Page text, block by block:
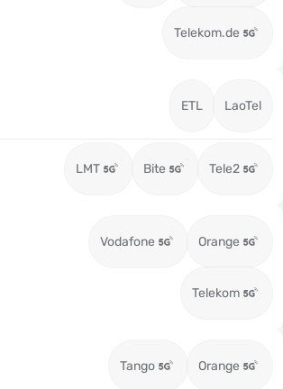
Telekom.de
ETL LaoTel
LMT Bite Tele2
Vodafone Orange
Telekom
Tango Orange